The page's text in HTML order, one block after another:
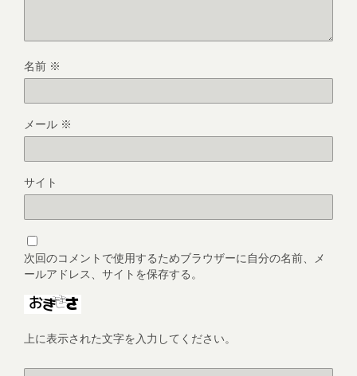
名前 ※
メール ※
サイト
次回のコメントで使用するためブラウザーに自分の名前、メ
ールアドレス、サイトを保存する。
上に表示された文字を入力してください。